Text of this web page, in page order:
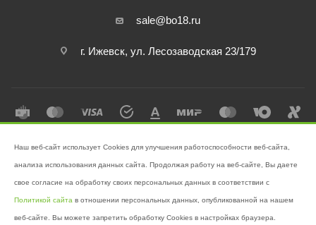
sale@bo18.ru
г. Ижевск, ул. Лесозаводская 23/179
поддержании чистоты!
Наш веб-сайт использует Cookies для улучшения работоспособности веб-сайта,
анализа использования данных сайта. Продолжая работу на веб-сайте, Вы даете
свое согласие на обработку своих персональных данных в соответствии с
Политикой сайта в отношении персональных данных, опубликованной на нашем
веб-сайте. Вы можете запретить обработку Cookies в настройках браузера.